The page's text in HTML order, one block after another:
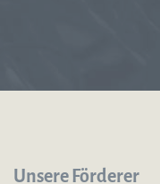
Unsere Förderer